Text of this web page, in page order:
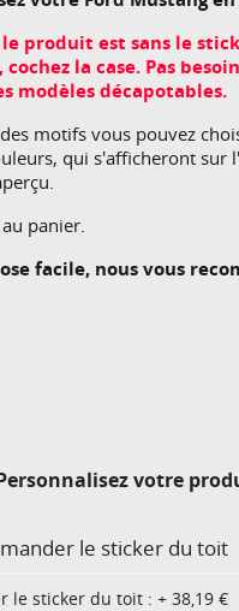
produit est sans le
la case. Pas
modèles décapotables.
motifs vous pouvez
qui s'afficheront sur
panier.
facile, nous vous
votre
le sticker du toit
le sticker du toit : + 38,19 €